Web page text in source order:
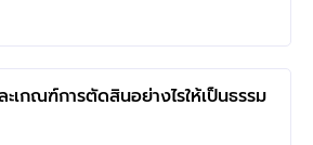
ะเกณฑ์การตัดสินอย่างไรให้เป็นธรรม